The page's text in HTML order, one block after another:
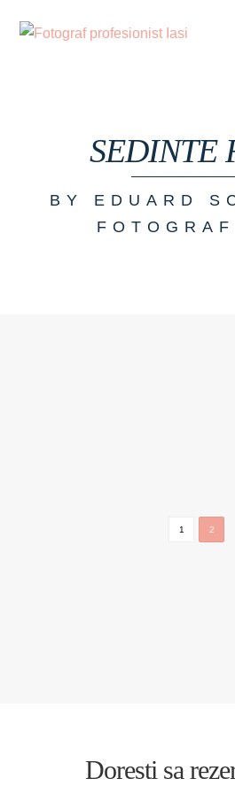
SEDINTE
BY EDUARD
1 2
Doresti sa